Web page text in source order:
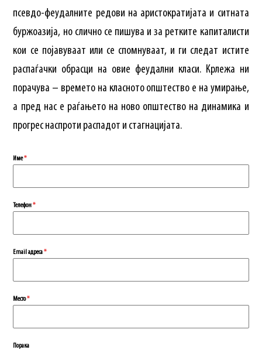
псевдо-феудалните редови на аристократијата и ситната
буржоазија, но слично се пишува и за ретките капиталисти
кои се појавуваат или се спомнуваат, и ги следат истите
распаѓачки обрасци на овие феудални класи. Крлежа ни
порачува – времето на класното општество е на умирање,
а пред нас е раѓањето на ново општество на динамика и
прогрес наспроти распадот и стагнацијата.
Име*
Телефон*
Еmail адреса*
Место*
Порака